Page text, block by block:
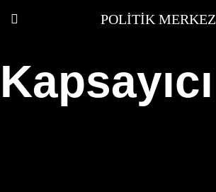
POLITIK MERKEZ
Kapsayıcı